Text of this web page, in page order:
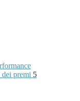
premi 5